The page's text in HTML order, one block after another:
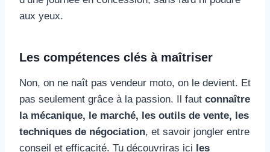
aux yeux.
Les compétences clés à maîtriser
Non, on ne naît pas vendeur moto, on le devient. Et
pas seulement grâce à la passion. Il faut connaître
la mécanique, le marché, les outils de vente, les
techniques de négociation, et savoir jongler entre
conseil et efficacité. Tu découvriras ici les